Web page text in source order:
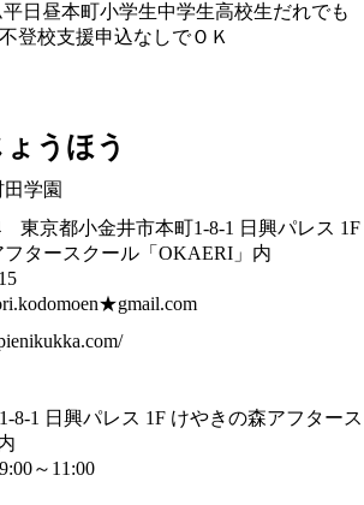
平日昼本町小学生中学生高校生だれでも
不登校支援申込なしでＯＫ
うほう
田学園
東京都小金井市本町1-8-1 日興パレス 1F
フタースクール「OKAERI」内
8-1 日興パレス 1F けやきの森アフタース
～11:00